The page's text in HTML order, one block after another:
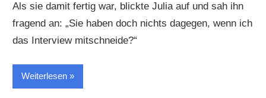
Als sie damit fertig war, blickte Julia auf und sah ihn
fragend an: „Sie haben doch nichts dagegen, wenn ich
das Interview mitschneide?“
Weiterlesen